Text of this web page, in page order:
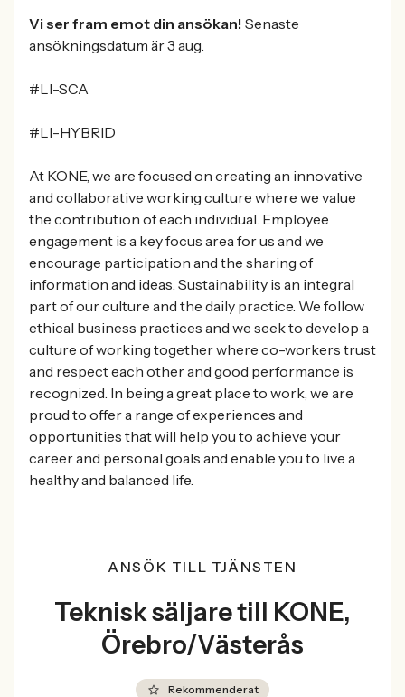
Vi ser fram emot din ansökan! Senaste
ansökningsdatum är 3 aug.
#LI-SCA
#LI-HYBRID
At KONE, we are focused on creating an innovative
and collaborative working culture where we value
the contribution of each individual. Employee
engagement is a key focus area for us and we
encourage participation and the sharing of
information and ideas. Sustainability is an integral
part of our culture and the daily practice. We follow
ethical business practices and we seek to develop a
culture of working together where co-workers trust
and respect each other and good performance is
recognized. In being a great place to work, we are
proud to offer a range of experiences and
opportunities that will help you to achieve your
career and personal goals and enable you to live a
healthy and balanced life.
ANSÖK TILL TJÄNSTEN
Teknisk säljare till KONE,
Örebro/Västerås
Rekommenderat